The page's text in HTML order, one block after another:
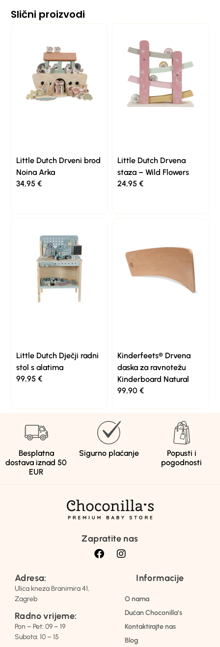
Slični proizvodi
Little Dutch Drveni brod
Noina Arka
34,95€
Little Dutch Drvena
staza – Wild Flowers
24,95 €
Little Dutch Dječji radni
stol s alatima
99,95€
Kinderfeets® Drvena
daska za ravnotežu
Kinderboard Natural
99,90 €
Besplatna
dostava iznad 50
EUR
Sigurno plaćanje
Popusti i
pogodnosti
Zapratite nas
Adresa:
Ulica kneza Branimira 41,
Zagreb
Radno vrijeme:
Pon – Pet: 09 – 19
Subota: 10 – 15
Informacije
O nama
Dućan Choconilla’s
Kontaktirajte nas
Blog